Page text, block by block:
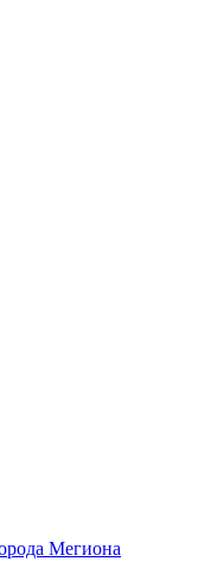
Мегиона